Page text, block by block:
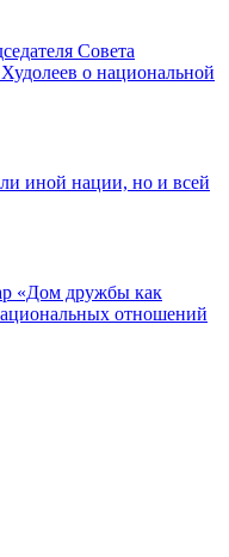
Совета
о национальной
иной нации, но и всей
«Дом дружбы как
отношений